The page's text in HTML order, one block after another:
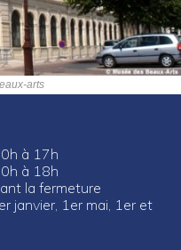
arts
à 17h
à 18h
la fermeture
janvier, 1er mai, 1er et